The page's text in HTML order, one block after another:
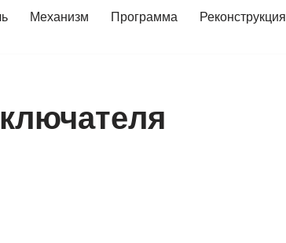
Механизм Программа
Реконструкция